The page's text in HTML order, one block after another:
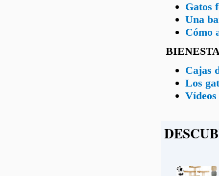
Gatos
Una
Cómo
Cajas
Los
Vídeos